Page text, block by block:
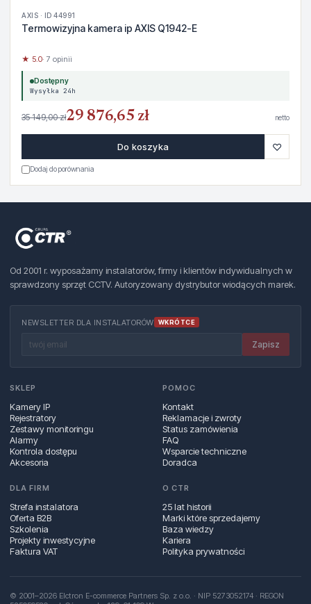
AXIS · ID 44991
Termowizyjna kamera ip AXIS Q1942-E
★ 5.0· 7 opinii
Dostępny
Wysyłka 24h
35 149,00 zł29 876,65 zł netto
Do koszyka ♡
Dodaj do porównania
Od 2001 r. wyposażamy instalatorów, firmy i klientów indywidualnych w
sprawdzony sprzęt CCTV. Autoryzowany dystrybutor wiodących marek.
NEWSLETTER DLA INSTALATORÓW WKRÓTCE
Zapisz
SKLEP
Kamery IP
Rejestratory
Zestawy monitoringu
Alarmy
Kontrola dostępu
Akcesoria
POMOC
Kontakt
Reklamacje i zwroty
Status zamówienia
FAQ
Wsparcie techniczne
Doradca
DLA FIRM
Strefa instalatora
Oferta B2B
Szkolenia
Projekty inwestycyjne
Faktura VAT
O CTR
25 lat historii
Marki które sprzedajemy
Baza wiedzy
Kariera
Polityka prywatności
© 2001–2026 Elctron E-commerce Partners Sp. z o.o. · NIP 5273052174 · REGON